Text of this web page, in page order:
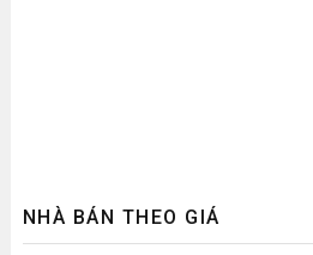
NHÀ BÁN THEO GIÁ